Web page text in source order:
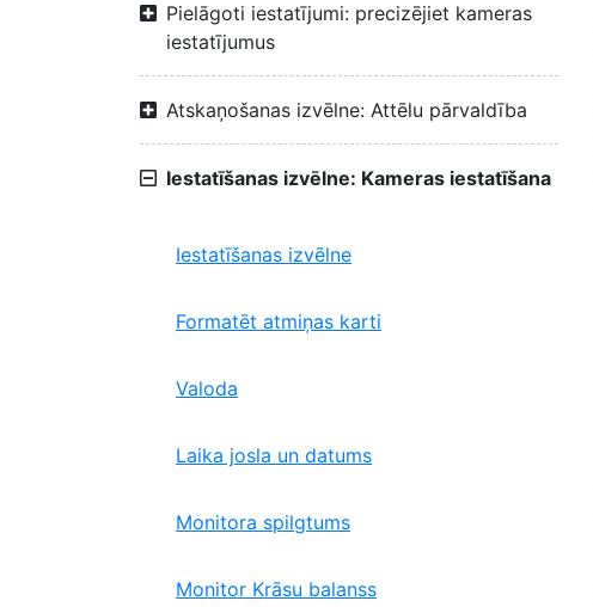
Pielāgoti iestatījumi: precizējiet kameras
iestatījumus
Atskaņošanas izvēlne: Attēlu pārvaldība
Iestatīšanas izvēlne: Kameras iestatīšana
Iestatīšanas izvēlne
Formatēt atmiņas karti
Valoda
Laika josla un datums
Monitora spilgtums
Monitor Krāsu balanss